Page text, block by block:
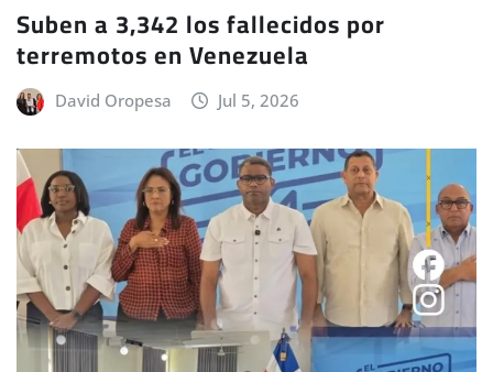
Suben a 3,342 los fallecidos por
terremotos en Venezuela
David Oropesa Jul 5, 2026